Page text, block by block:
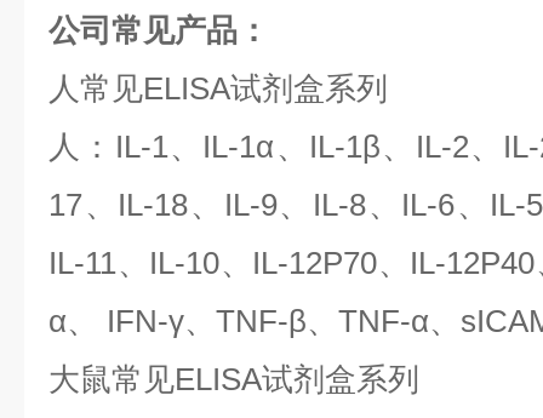
公司常见产品：
人常见ELISA试剂盒系列
人：IL-1、IL-1α、IL-1β、IL-2、
17、IL-18、IL-9、IL-8、IL-6、IL-
IL-11、IL-10、IL-12P70、IL-
α、 IFN-γ、TNF-β、TNF-α、
大鼠常见ELISA试剂盒系列